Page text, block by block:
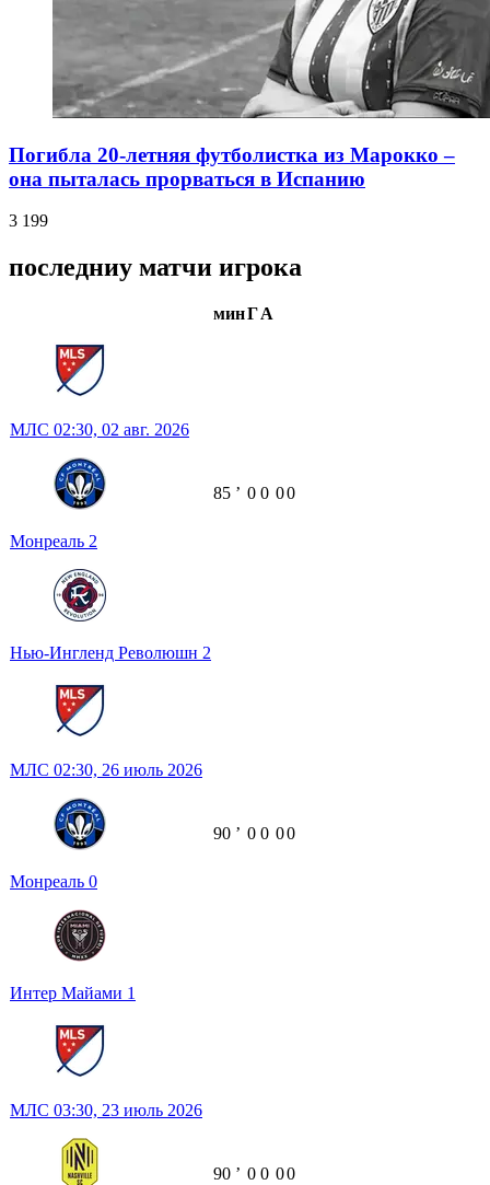
Погибла 20-летняя футболистка из Марокко –
она пыталась прорваться в Испанию
3 199
последниу матчи игрока
минГА
МЛС 02:30, 02 авг. 2026
Монреаль 2
Нью-Ингленд Революшн 2
85 ʼ 0 0 00
МЛС 02:30, 26 июль 2026
Монреаль 0
Интер Майами 1
90 ʼ 0 0 00
МЛС 03:30, 23 июль 2026
90 ʼ 0 0 00